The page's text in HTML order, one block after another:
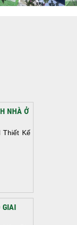
NHÀ Ở
Thiết Kế
GIAI